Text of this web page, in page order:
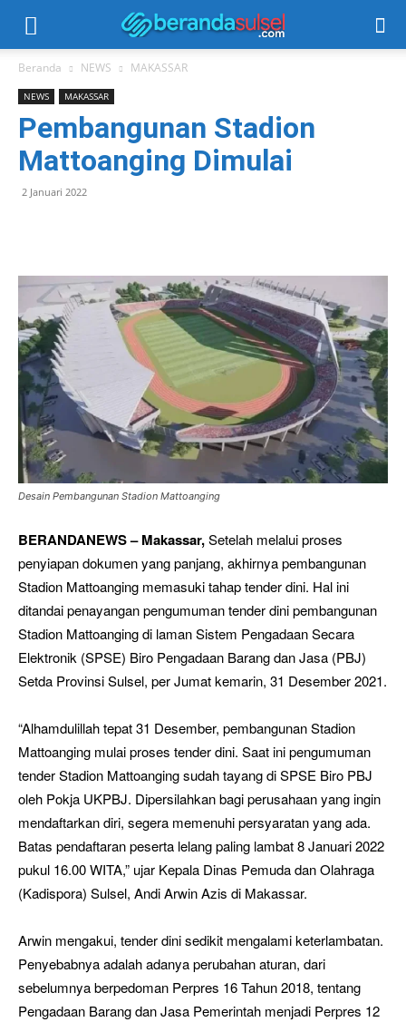
Beranda NEWS MAKASSAR
NEWS MAKASSAR
Pembangunan Stadion
Mattoanging Dimulai
2 Januari 2022
Desain Pembangunan Stadion Mattoanging
BERANDANEWS – Makassar,Setelah melalui proses
penyiapan dokumen yang panjang, akhirnya pembangunan
Stadion Mattoanging memasuki tahap tender dini. Hal ini
ditandai penayangan pengumuman tender dini pembangunan
Stadion Mattoanging di laman Sistem Pengadaan Secara
Elektronik (SPSE) Biro Pengadaan Barang dan Jasa (PBJ)
Setda Provinsi Sulsel, per Jumat kemarin, 31 Desember 2021.
“Alhamdulillah tepat 31 Desember, pembangunan Stadion
Mattoanging mulai proses tender dini. Saat ini pengumuman
tender Stadion Mattoanging sudah tayang di SPSE Biro PBJ
oleh Pokja UKPBJ. Dipersilahkan bagi perusahaan yang ingin
mendaftarkan diri, segera memenuhi persyaratan yang ada.
Batas pendaftaran peserta lelang paling lambat 8 Januari 2022
pukul 16.00 WITA,” ujar Kepala Dinas Pemuda dan Olahraga
(Kadispora) Sulsel, Andi Arwin Azis di Makassar.
Arwin mengakui, tender dini sedikit mengalami keterlambatan.
Penyebabnya adalah adanya perubahan aturan, dari
sebelumnya berpedoman Perpres 16 Tahun 2018, tentang
Pengadaan Barang dan Jasa Pemerintah menjadi Perpres 12